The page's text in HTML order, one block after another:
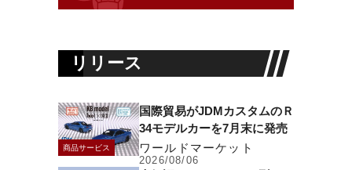
リリース
商品サービス
国際貿易がJDMカスタムのＲ
34モデルカーを7月末に発売
ワールドマーケット
2026/08/06